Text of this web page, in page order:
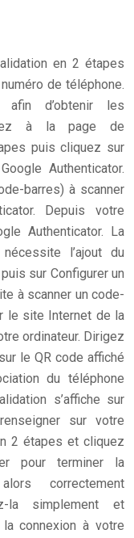
en 2 étapes
de téléphone.
d’obtenir les
à la page de
puis cliquez sur
Authenticator.
barres) à scanner
Depuis votre
Authenticator. La
l’ajout du
sur Configurer un
à scanner un code-
le site Internet de la
ordinateur. Dirigez
le QR code affiché
du téléphone
s’affiche sur
sur votre
2 étapes et cliquez
pour terminer la
correctement
la simplement et
connexion à votre